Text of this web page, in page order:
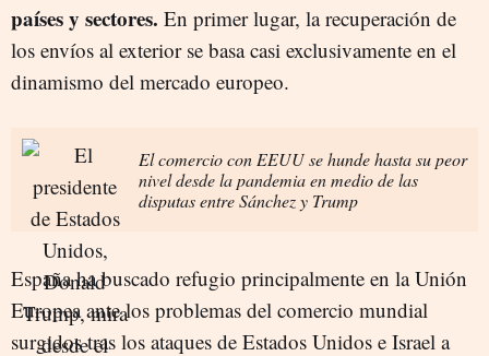
países y sectores. En primer lugar, la recuperación de
los envíos al exterior se basa casi exclusivamente en el
dinamismo del mercado europeo.
El comercio con EEUU se hunde hasta su peor
nivel desde la pandemia en medio de las
disputas entre Sánchez y Trump
España ha buscado refugio principalmente en la Unión
Europea ante los problemas del comercio mundial
surgidos tras los ataques de Estados Unidos e Israel a